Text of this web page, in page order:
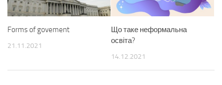
Forms of govement
21.11.2021
Що таке неформальна
освіта?
14.12.2021